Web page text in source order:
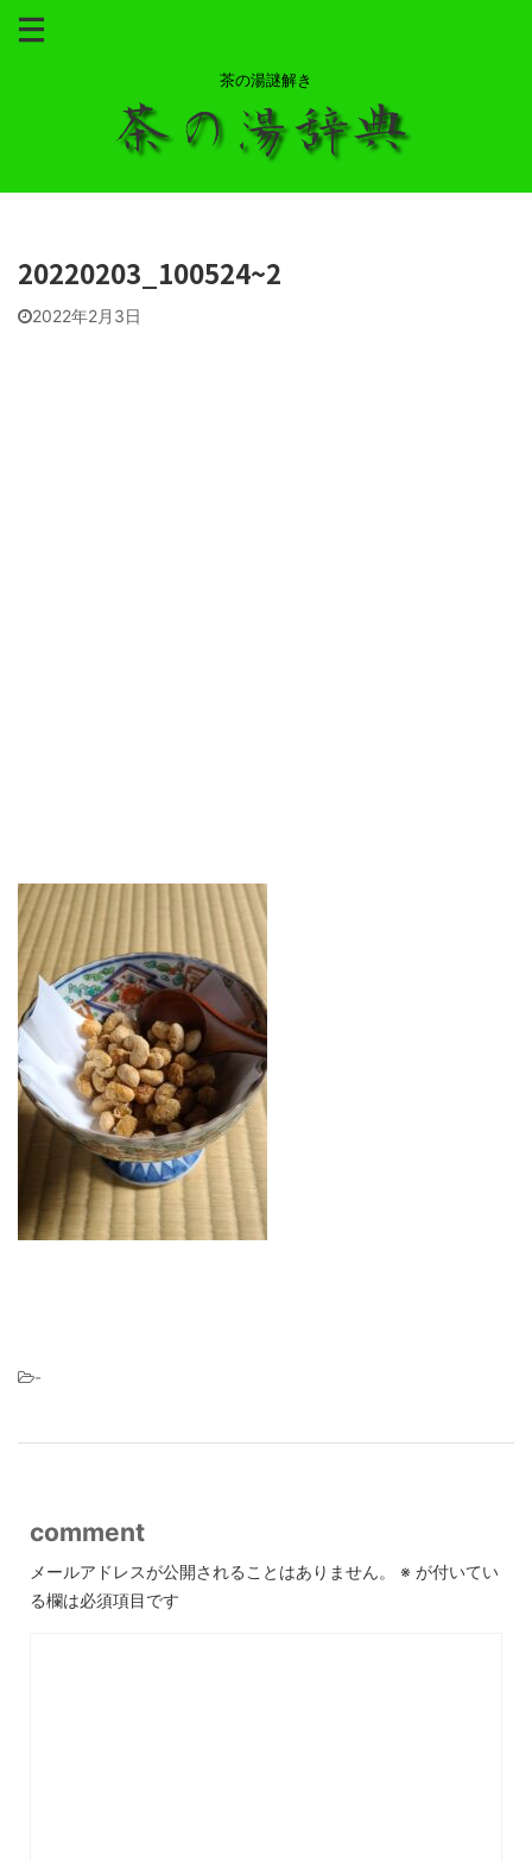
茶の湯謎解き
20220203_100524~2
2022年2月3日
-
comment
メールアドレスが公開されることはありません。 ※ が付いてい
る欄は必須項目です